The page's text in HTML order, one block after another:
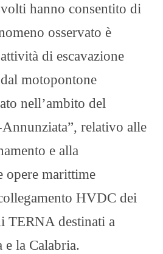
hanno consentito di
osservato è
di escavazione
motopontone
nell’ambito del
relativo alle
e alla
opere marittime
HVDC dei
TERNA destinati a
e la Calabria.